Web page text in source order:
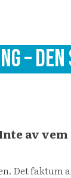
–
av vem
Det faktum